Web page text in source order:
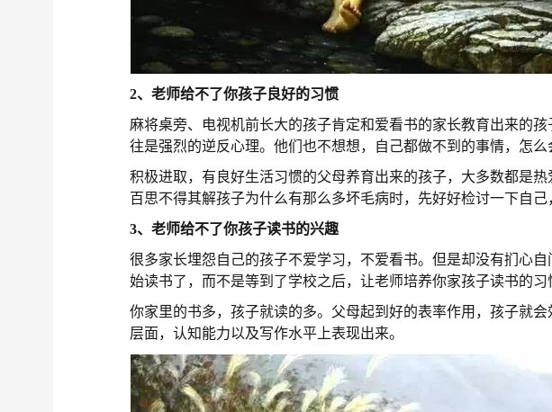
2、老师给不了你孩子良好的习惯
麻将桌旁、电视机前长大的孩子肯定和爱看书的家长教育出来的
往是强烈的逆反心理。他们也不想想，自己都做不到的事情，怎么
积极进取，有良好生活习惯的父母养育出来的孩子，大多数都是
百思不得其解孩子为什么有那么多坏毛病时，先好好检讨一下自己
3、老师给不了你孩子读书的兴趣
很多家长埋怨自己的孩子不爱学习，不爱看书。但是却没有扪心
始读书了，而不是等到了学校之后，让老师培养你家孩子读书的习
你家里的书多，孩子就读的多。父母起到好的表率作用，孩子就
层面，认知能力以及写作水平上表现出来。